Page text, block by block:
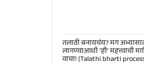
तलाठी बनायचंय? मग
लागण्याआधी ‘ही’ महत्त्वाची
वाचा! (Talathi bharti